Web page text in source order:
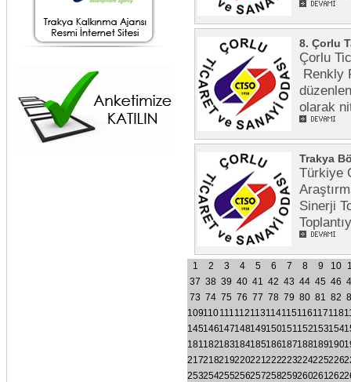
8. Çorlu
Çorlu
Renkly
olarak
Trakya
Türkiye
Sinerji
1 2 3 4 5 6 7 8 9 10
37 38 39 40 41 42 43 44 45 46
73 74 75 76 77 78 79 80 81 82
109110111112113114115116117118
145146147148149150151152153154
181182183184185186187188189190
217218219220221222223224225226
253254255256257258259260261262